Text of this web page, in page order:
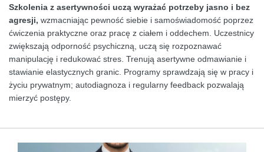
Szkolenia z asertywności uczą wyrażać potrzeby jasno i bez
agresji, wzmacniając pewność siebie i samoświadomość poprzez
ćwiczenia praktyczne oraz pracę z ciałem i oddechem. Uczestnicy
zwiększają odporność psychiczną, uczą się rozpoznawać
manipulację i redukować stres. Trenują asertywne odmawianie i
stawianie elastycznych granic. Programy sprawdzają się w pracy i
życiu prywatnym; autodiagnoza i regularny feedback pozwalają
mierzyć postępy.